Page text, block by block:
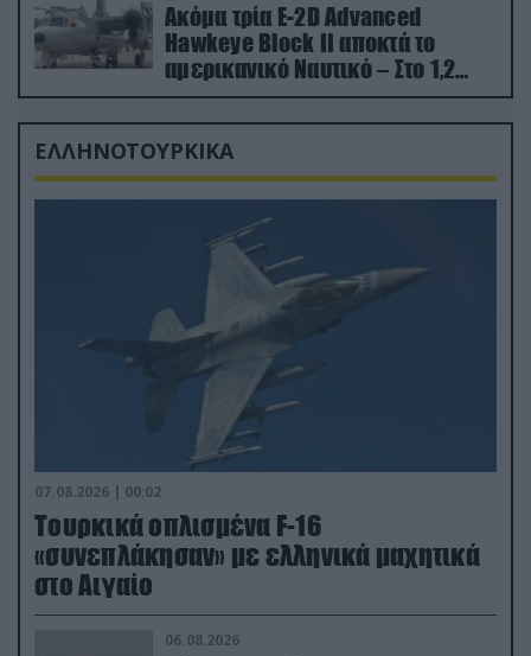
Ακόμα τρία E-2D Advanced
Hawkeye Block II αποκτά το
αμερικανικό Ναυτικό – Στο 1,2
δισ.δολάρια το κόστος
ΕΛΛΗΝΟΤΟΥΡΚΙΚΑ
07.08.2026 | 00:02
Τουρκικά οπλισμένα F-16
«συνεπλάκησαν» με ελληνικά μαχητικά
στο Αιγαίο
06.08.2026